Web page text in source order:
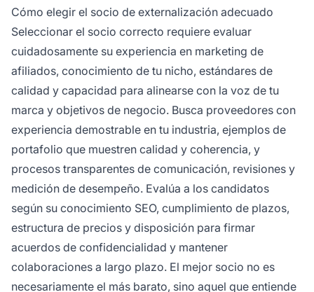
Cómo elegir el socio de externalización adecuado
Seleccionar el socio correcto requiere evaluar
cuidadosamente su experiencia en marketing de
afiliados, conocimiento de tu nicho, estándares de
calidad y capacidad para alinearse con la voz de tu
marca y objetivos de negocio. Busca proveedores con
experiencia demostrable en tu industria, ejemplos de
portafolio que muestren calidad y coherencia, y
procesos transparentes de comunicación, revisiones y
medición de desempeño. Evalúa a los candidatos
según su conocimiento SEO, cumplimiento de plazos,
estructura de precios y disposición para firmar
acuerdos de confidencialidad y mantener
colaboraciones a largo plazo. El mejor socio no es
necesariamente el más barato, sino aquel que entiende